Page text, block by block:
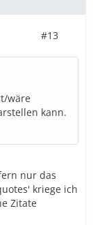
#13
wäre
kann.
nur das
kriege ich
Zitate